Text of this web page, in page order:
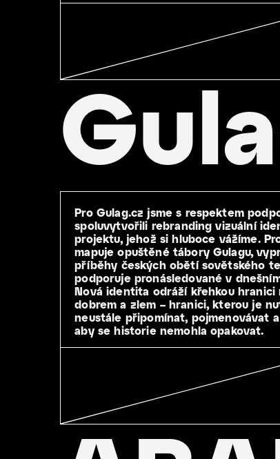
Pro Gulag.cz jsme s respektem
spoluvytvořili rebranding vizuální
projektu, jehož si hluboce vážíme.
mapuje opuštěné tábory Gulagu,
příběhy českých obětí sovětského
podporuje pronásledované v
Nová identita odráží křehkou hranici
dobrem a zlem – hranici, kterou je
neustále připomínat, pojmenovávat
aby se historie nemohla opakovat.